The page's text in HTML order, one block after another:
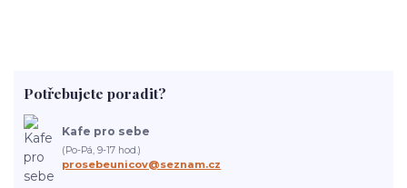
Potřebujete poradit?
Kafe pro sebe
(Po-Pá, 9-17 hod.)
prosebeunicov@seznam.cz